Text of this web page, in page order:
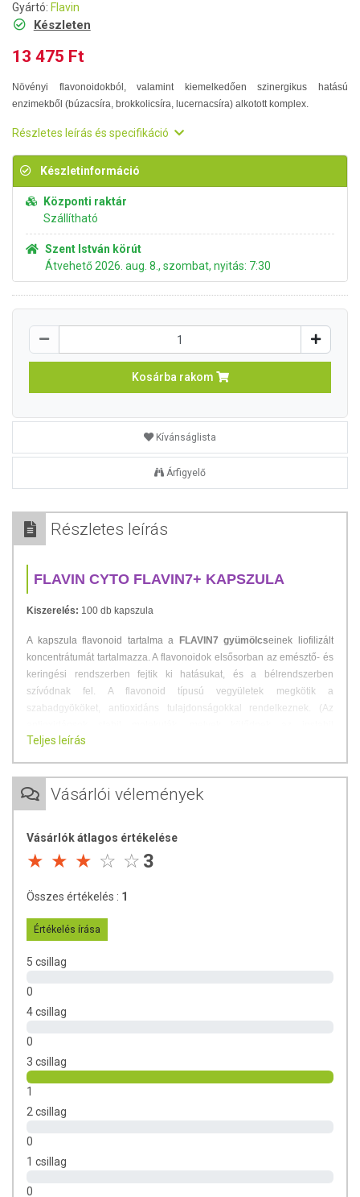
Gyártó: Flavin
Készleten
13 475 Ft
Növényi flavonoidokból, valamint kiemelkedően szinergikus hatású
enzimekből (búzacsíra, brokkolicsíra, lucernacsíra) alkotott komplex.
Részletes leírás és specifikáció
Készletinformáció
Központi raktár
Szállítható
Szent István körút
Átvehető 2026. aug. 8., szombat, nyitás: 7:30
Kosárba rakom
Kívánságlista
Árfigyelő
Részletes leírás
FLAVIN CYTO FLAVIN7+ KAPSZULA
Kiszerelés: 100 db kapszula
A kapszula flavonoid tartalma a FLAVIN7 gyümölcseinek liofilizált
koncentrátumát tartalmazza. A flavonoidok elsősorban az emésztő- és
keringési rendszerben fejtik ki hatásukat, és a bélrendszerben
szívódnak fel. A flavonoid típusú vegyületek megkötik a
szabadgyököket, antioxidáns tulajdonságokkal rendelkeznek. (Az
oxidánsokhoz és semlegesítik azokat. Az oxidánsokat régóta
és hazai klinikai, illetve laboratóriumi vizsgálat bizonyítja a flavonoidok
kiváló élettani hatását.
Fehérjék, amelyek felgyorsítják (katalizálják) a szervezetben
zajló kémiai reakciókat.
fedeztek fel. – Egyetlen perc alatt az enzimek 36 millió
biokémiai folyamatban részt vesznek.
pótolnunk kell.
A legjobb enzimforrásunk a növényi csírák. A pici magból, a
A magok egy növény felneveléséhez szükséges nagy mennyiségű
Egészségünk azon múlik, hogy elegendő enzim áll-e a szervezetünk
rendelkezésére! A gyógykezelések, a hiányos táplálkozás és a
háztartásunkból, így idővel az egyensúly felborul, és a szervezet egyre
jobban kitetté válik a súlyos betegségeknek.
Teljes leírás
Vásárlói vélemények
Vásárlók átlagos értékelése
3
Összes értékelés : 1
Értékelés írása
5 csillag
0
4 csillag
0
3 csillag
1
2 csillag
0
1 csillag
0